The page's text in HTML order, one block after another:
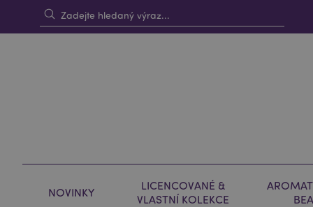
NOVINKY
LICENCOVANÉ &
VLASTNÍ KOLEKCE